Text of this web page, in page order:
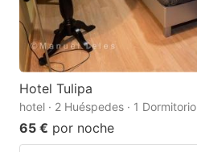
Hotel Tulipa
hotel · 2 Huéspedes · 1 Dormitorio
65 € por noche